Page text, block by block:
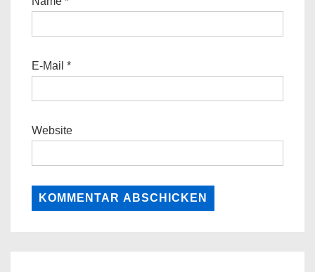
E-Mail *
Website